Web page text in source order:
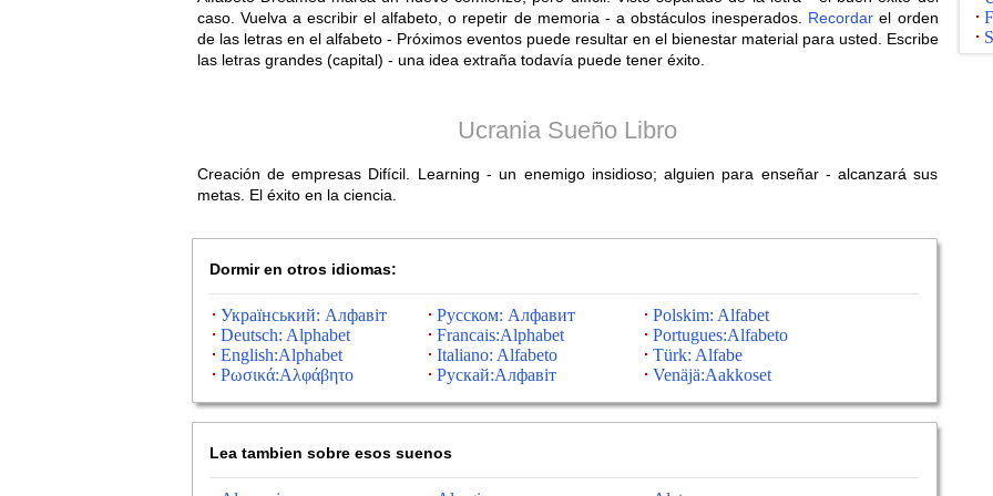
caso. Vuelva a escribir el alfabeto, o repetir de memoria - a obstáculos inesperados. Recordar el orden
de las letras en el alfabeto - Próximos eventos puede resultar en el bienestar material para usted. Escribe
las letras grandes (capital) - una idea extraña todavía puede tener éxito.
Ucrania Sueño Libro
Creación de empresas Difícil. Learning - un enemigo insidioso; alguien para enseñar - alcanzará sus
metas. El éxito en la ciencia.
Dormir en otros idiomas:
Український: Алфавіт Русском: Алфавит
Polskim: Alfabet
Deutsch: Alphabet
Francais:Alphabet
Portugues:Alfabeto
English:Alphabet
Italiano: Alfabeto
Türk: Alfabe
Ρωσικά:Αλφάβητο
Рускай:Алфавіт Venäjä:Aakkoset
Lea tambien sobre esos suenos